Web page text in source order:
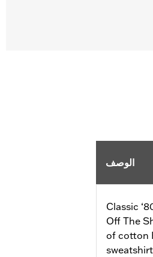
الوصف
Classic
Off The
of cotton